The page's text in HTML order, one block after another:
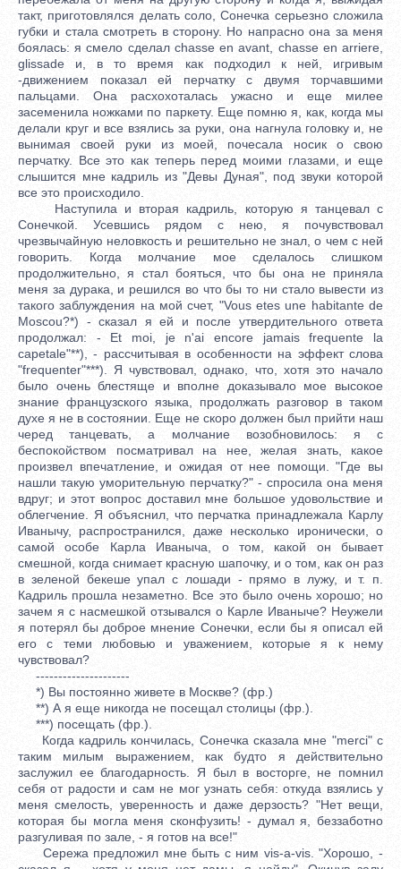
такт, приготовлялся делать соло, Сонечка серьезно сложила
губки и стала смотреть в сторону. Но напрасно она за меня
боялась: я смело сделал chasse en avant, chasse en arriere,
glissade и, в то время как подходил к ней, игривым
-движением показал ей перчатку с двумя торчавшими
пальцами. Она расхохоталась ужасно и еще милее
засеменила ножками по паркету. Еще помню я, как, когда мы
делали круг и все взялись за руки, она нагнула головку и, не
вынимая своей руки из моей, почесала носик о свою
перчатку. Все это как теперь перед моими глазами, и еще
слышится мне кадриль из "Девы Дуная", под звуки которой
все это происходило.
Наступила и вторая кадриль, которую я танцевал с
Сонечкой. Усевшись рядом с нею, я почувствовал
чрезвычайную неловкость и решительно не знал, о чем с ней
говорить. Когда молчание мое сделалось слишком
продолжительно, я стал бояться, что бы она не приняла
меня за дурака, и решился во что бы то ни стало вывести из
такого заблуждения на мой счет, "Vous etes une habitante de
Moscou?*) - сказал я ей и после утвердительного ответа
продолжал: - Et moi, je n'ai encore jamais frequente la
capetale"**), - рассчитывая в особенности на эффект слова
"frequenter"***). Я чувствовал, однако, что, хотя это начало
было очень блестяще и вполне доказывало мое высокое
знание французского языка, продолжать разговор в таком
духе я не в состоянии. Еще не скоро должен был прийти наш
черед танцевать, а молчание возобновилось: я с
беспокойством посматривал на нее, желая знать, какое
произвел впечатление, и ожидая от нее помощи. "Где вы
нашли такую уморительную перчатку?" - спросила она меня
вдруг; и этот вопрос доставил мне большое удовольствие и
облегчение. Я объяснил, что перчатка принадлежала Карлу
Иванычу, распространился, даже несколько иронически, о
самой особе Карла Иваныча, о том, какой он бывает
смешной, когда снимает красную шапочку, и о том, как он раз
в зеленой бекеше упал с лошади - прямо в лужу, и т. п.
Кадриль прошла незаметно. Все это было очень хорошо; но
зачем я с насмешкой отзывался о Карле Иваныче? Неужели
я потерял бы доброе мнение Сонечки, если бы я описал ей
его с теми любовью и уважением, которые я к нему
чувствовал?
---------------------
*) Вы постоянно живете в Москве? (фр.)
**) А я еще никогда не посещал столицы (фр.).
***) посещать (фр.).
Когда кадриль кончилась, Сонечка сказала мне "merci" с
таким милым выражением, как будто я действительно
заслужил ее благодарность. Я был в восторге, не помнил
себя от радости и сам не мог узнать себя: откуда взялись у
меня смелость, уверенность и даже дерзость? "Нет вещи,
которая бы могла меня сконфузить! - думал я, беззаботно
разгуливая по зале, - я готов на все!"
Сережа предложил мне быть с ним vis-a-vis. "Хорошо, -